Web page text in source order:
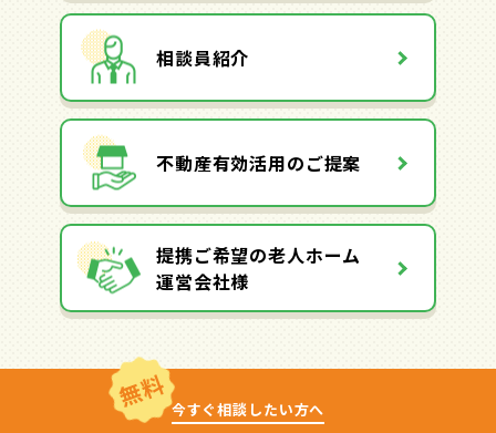
相談員紹介
不動産有効活用のご提案
提携ご希望の老人ホーム
運営会社様
無料 今すぐ相談したい方へ